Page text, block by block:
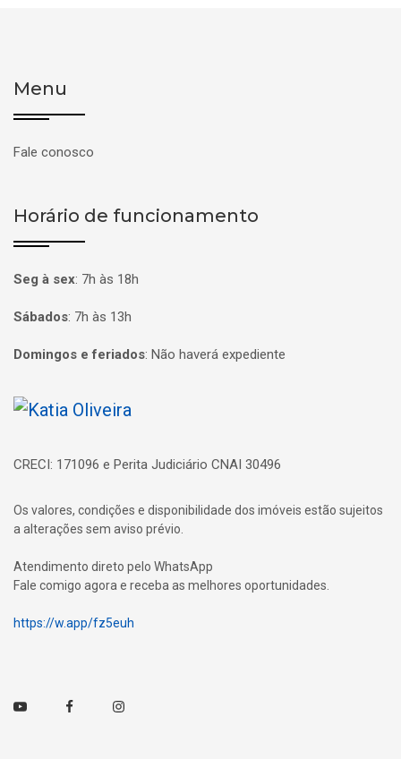
Menu
Fale conosco
Horário de funcionamento
Seg à sex: 7h às 18h
Sábados: 7h às 13h
Domingos e feriados: Não haverá expediente
Página inicial
CRECI: 171096 e Perita Judiciário CNAI 30496
Os valores, condições e disponibilidade dos imóveis estão sujeitos
a alterações sem aviso prévio.
Atendimento direto pelo WhatsApp
Fale comigo agora e receba as melhores oportunidades.
https://w.app/fz5euh
Youtube FacebookInstagram